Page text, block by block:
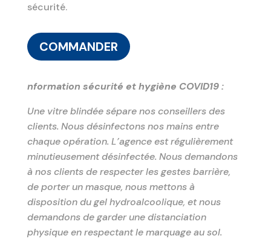
sécurité.
COMMANDER
nformation sécurité et hygiène COVID19 :
Une vitre blindée sépare nos conseillers des
clients. Nous désinfectons nos mains entre
chaque opération. L’agence est régulièrement
minutieusement désinfectée. Nous demandons
à nos clients de respecter les gestes barrière,
de porter un masque, nous mettons à
disposition du gel hydroalcoolique, et nous
demandons de garder une distanciation
physique en respectant le marquage au sol.